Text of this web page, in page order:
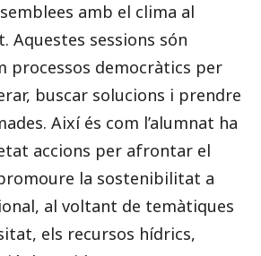
amb el clima al
Aquestes sessions són
processos democràtics per
buscar solucions i prendre
Així és com l’alumnat ha
accions per afrontar el
la sostenibilitat a
al voltant de temàtiques
els recursos hídrics,